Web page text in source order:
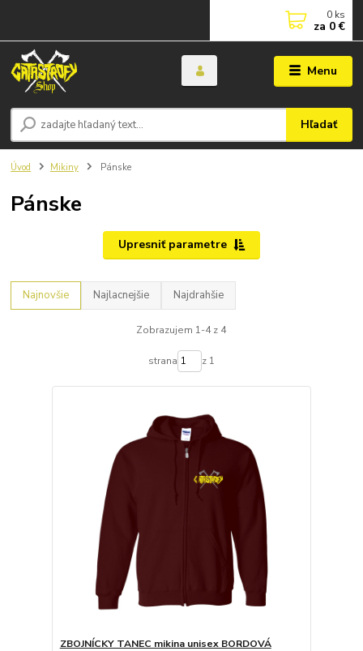
Menu
Hľadať
0 ks
za 0 €
Úvod Mikiny Pánske
Pánske
Upresniť parametre
Najnovšie Najlacnejšie Najdrahšie
Zobrazujem 1-4 z 4
strana z 1
ZBOJNÍCKY TANEC mikina unisex BORDOVÁ